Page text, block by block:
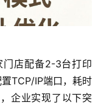
门店配备2-3台打印
TCP/IP端口，耗时
企业实现了以下突